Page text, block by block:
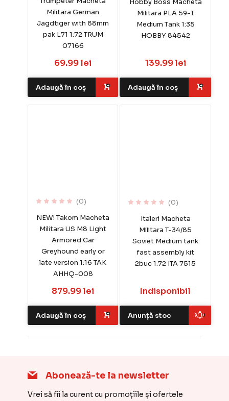
Militara German
Jagdtiger with 88mm
pak L71 1:72 TRUM
07166
69.99 lei
Adaugă în coș
Hobby Boss Macheta
Militara PLA 59-1
Medium Tank 1:35
HOBBY 84542
139.99 lei
Adaugă în coș
(0)
NEW! Takom Macheta
Militara US M8 Light
Armored Car
Greyhound early or
late version 1:16 TAK
AHHQ-008
879.99 lei
Adaugă în coș
(0)
Italeri Macheta
Militara T-34/85
Soviet Medium tank
fast assembly kit
2buc 1:72 ITA 7515
Indisponibil
Anunță stoc
Abonează-te la newsletter
Vrei să fii la curent cu promoțiile și ofertele